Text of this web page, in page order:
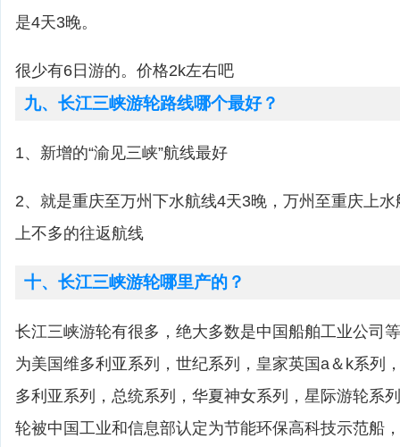
是4天3晚。
很少有6日游的。价格2k左右吧
九、长江三峡游轮路线哪个最好？
1、新增的“渝见三峡”航线最好
2、就是重庆至万州下水航线4天3晚，万州至重庆上
上不多的往返航线
十、长江三峡游轮哪里产的？
长江三峡游轮有很多，绝大多数是中国船舶工业公司
为美国维多利亚系列，世纪系列，皇家英国a＆k系列
多利亚系列，总统系列，华夏神女系列，星际游轮系
轮被中国工业和信息部认定为节能环保高科技示范船